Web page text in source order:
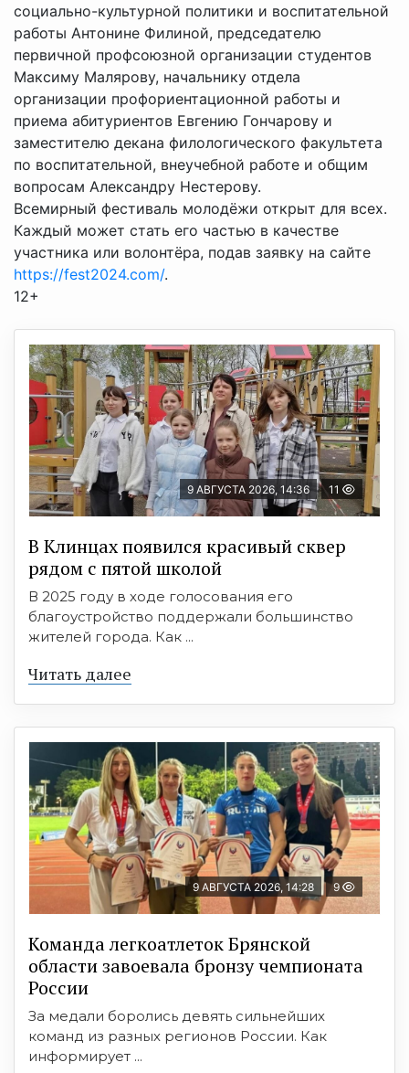
социально-культурной политики и воспитательной
работы Антонине Филиной, председателю
первичной профсоюзной организации студентов
Максиму Малярову, начальнику отдела
организации профориентационной работы и
приема абитуриентов Евгению Гончарову и
заместителю декана филологического факультета
по воспитательной, внеучебной работе и общим
вопросам Александру Нестерову.
Всемирный фестиваль молодёжи открыт для всех.
Каждый может стать его частью в качестве
участника или волонтёра, подав заявку на сайте
https://fest2024.com/.
12+
9 АВГУСТА 2026, 14:36 11
В Клинцах появился красивый сквер
рядом с пятой школой
В 2025 году в ходе голосования его
благоустройство поддержали большинство
жителей города. Как ...
Читать далее
9 АВГУСТА 2026, 14:28 9
Команда легкоатлеток Брянской
области завоевала бронзу чемпионата
России
За медали боролись девять сильнейших
команд из разных регионов России. Как
информирует ...